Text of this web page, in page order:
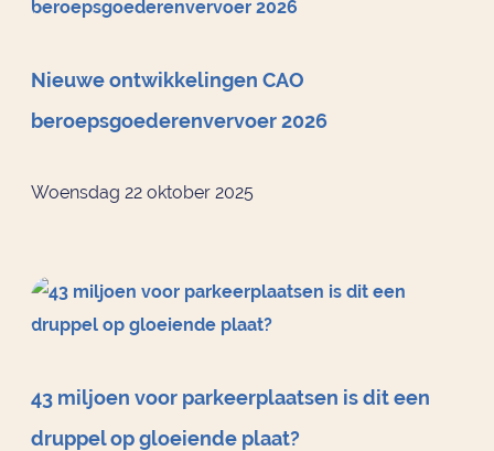
Nieuwe ontwikkelingen CAO
beroepsgoederenvervoer 2026
Woensdag 22 oktober 2025
43 miljoen voor parkeerplaatsen is dit een
druppel op gloeiende plaat?